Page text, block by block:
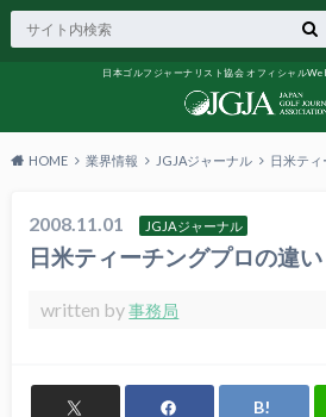
日本ゴルフジャーナリスト協会 オフィシャル
HOME 業界情報 JGJAジャーナル 日米テ
2008.11.01 JGJAジャーナル
日米ティーチングプロの違
written by事務局